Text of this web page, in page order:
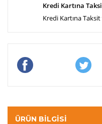
Kredi Kartına
Kredi Kartına
ÜRÜN BILGISI